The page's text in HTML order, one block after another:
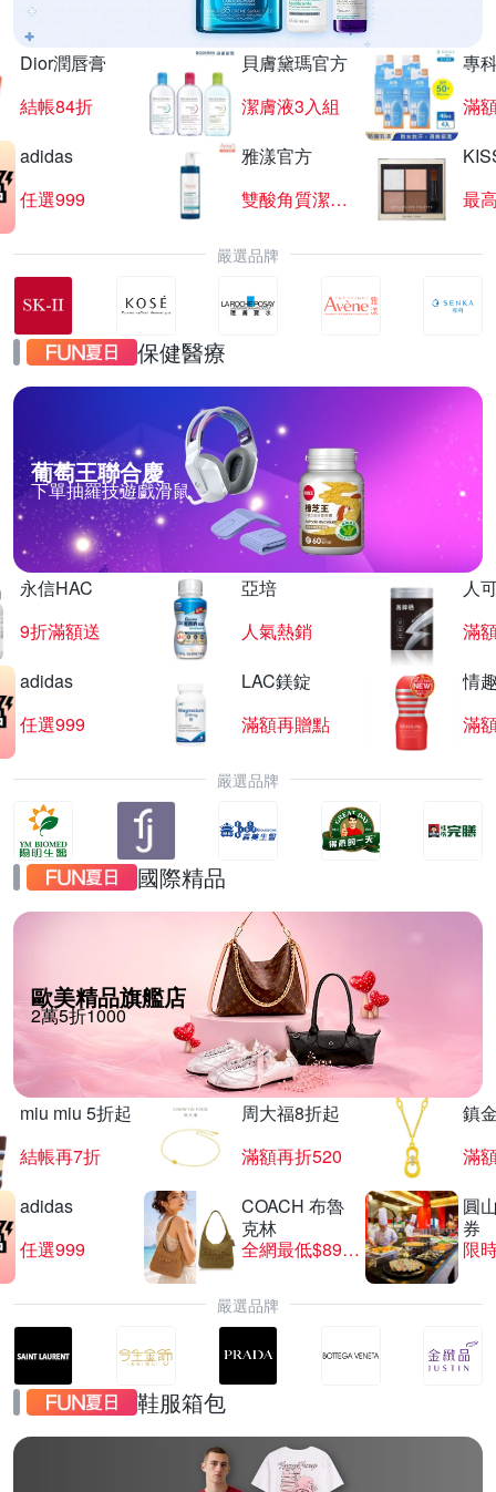
Dior潤唇膏
結帳84折
貝膚黛瑪官方
潔膚液3入組
專
滿
adidas
任選999
雅漾官方
雙酸角質潔膚露
最
嚴選品牌
保健醫療
葡萄王聯合慶
下單抽羅技遊戲滑鼠
永信HAC
9折滿額送
亞培
人氣熱銷
人
滿
adidas
任選999
LAC鎂錠
滿額再贈點
情
滿
嚴選品牌
國際精品
歐美精品旗艦店
2萬5折1000
miu miu 5折起
結帳再7折
周大福8折起
滿額再折520
鎮
滿
adidas
任選999
COACH 布魯
克林
全網最低$8999
圓
券
限
嚴選品牌
鞋服箱包